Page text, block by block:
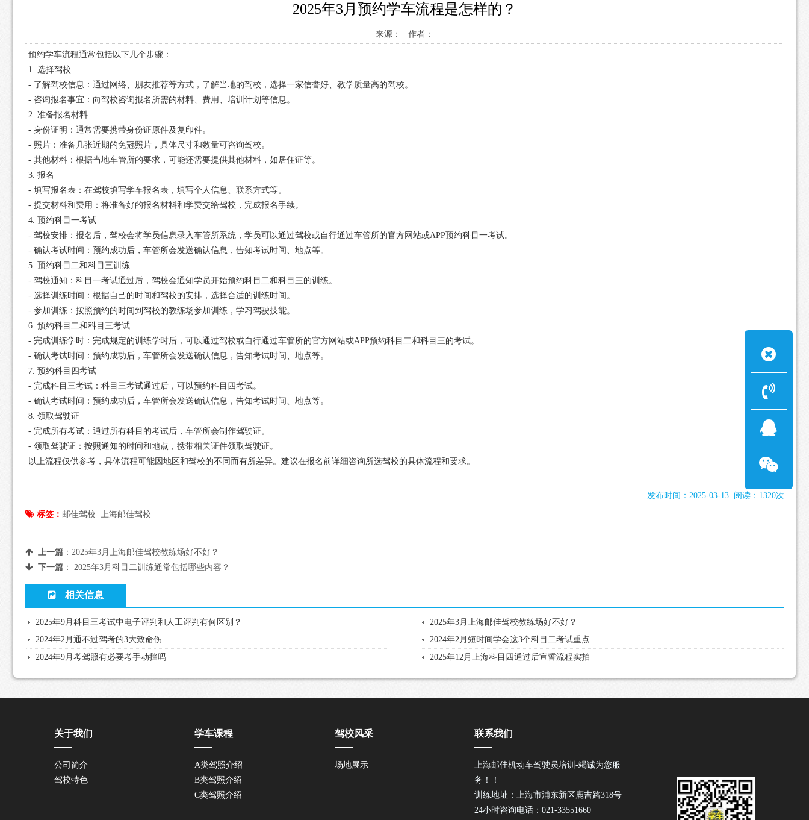
2025年3月预约学车流程是怎样的？
来源： 作者：
预约学车流程通常包括以下几个步骤：
1. 选择驾校
- 了解驾校信息：通过网络、朋友推荐等方式，了解当地的驾校，选择一家信誉好、教学质量高的驾校。
- 咨询报名事宜：向驾校咨询报名所需的材料、费用、培训计划等信息。
2. 准备报名材料
- 身份证明：通常需要携带身份证原件及复印件。
- 照片：准备几张近期的免冠照片，具体尺寸和数量可咨询驾校。
- 其他材料：根据当地车管所的要求，可能还需要提供其他材料，如居住证等。
3. 报名
- 填写报名表：在驾校填写学车报名表，填写个人信息、联系方式等。
- 提交材料和费用：将准备好的报名材料和学费交给驾校，完成报名手续。
4. 预约科目一考试
- 驾校安排：报名后，驾校会将学员信息录入车管所系统，学员可以通过驾校或自行通过车管所的官方网站或APP预约科目一考试。
- 确认考试时间：预约成功后，车管所会发送确认信息，告知考试时间、地点等。
5. 预约科目二和科目三训练
- 驾校通知：科目一考试通过后，驾校会通知学员开始预约科目二和科目三的训练。
- 选择训练时间：根据自己的时间和驾校的安排，选择合适的训练时间。
- 参加训练：按照预约的时间到驾校的教练场参加训练，学习驾驶技能。
6. 预约科目二和科目三考试
- 完成训练学时：完成规定的训练学时后，可以通过驾校或自行通过车管所的官方网站或APP预约科目二和科目三的考试。
- 确认考试时间：预约成功后，车管所会发送确认信息，告知考试时间、地点等。
7. 预约科目四考试
- 完成科目三考试：科目三考试通过后，可以预约科目四考试。
- 确认考试时间：预约成功后，车管所会发送确认信息，告知考试时间、地点等。
8. 领取驾驶证
- 完成所有考试：通过所有科目的考试后，车管所会制作驾驶证。
- 领取驾驶证：按照通知的时间和地点，携带相关证件领取驾驶证。
以上流程仅供参考，具体流程可能因地区和驾校的不同而有所差异。建议在报名前详细咨询所选驾校的具体流程和要求。
发布时间：2025-03-13 阅读：1320次
标签： 邮佳驾校 上海邮佳驾校
上一篇： 2025年3月上海邮佳驾校教练场好不好？
下一篇： 2025年3月科目二训练通常包括哪些内容？
相关信息
2025年9月科目三考试中电子评判和人工评判有何区别？
2025年3月上海邮佳驾校教练场好不好？
2024年2月通不过驾考的3大致命伤
2024年2月短时间学会这3个科目二考试重点
2024年9月考驾照有必要考手动挡吗
2025年12月上海科目四通过后宣誓流程实拍
关于我们
公司简介
驾校特色
学车课程
A类驾照介绍
B类驾照介绍
C类驾照介绍
驾校风采
场地展示
联系我们
上海邮佳机动车驾驶员培训-竭诚为您服
务！！
训练地址：上海市浦东新区鹿吉路318号
24小时咨询电话：021-33551660